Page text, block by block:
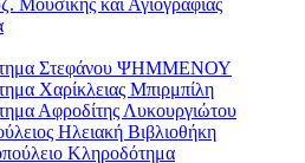
Στεφάνου ΨΗΜΜΕΝΟΥ
Χαρίκλειας Μπιρμπίλη
Αφροδίτης Λυκουργιώτου
Ηλειακή Βιβλιοθήκη
Κληροδότημα